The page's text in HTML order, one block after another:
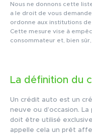
Nous ne donnons cette
a le droit de vous
ordonne aux institutions
Cette mesure vise à
consommateur et, bien
La définition du
Un crédit auto est un
neuve ou d’occasion.
doit être utilisé
appelle cela un prêt